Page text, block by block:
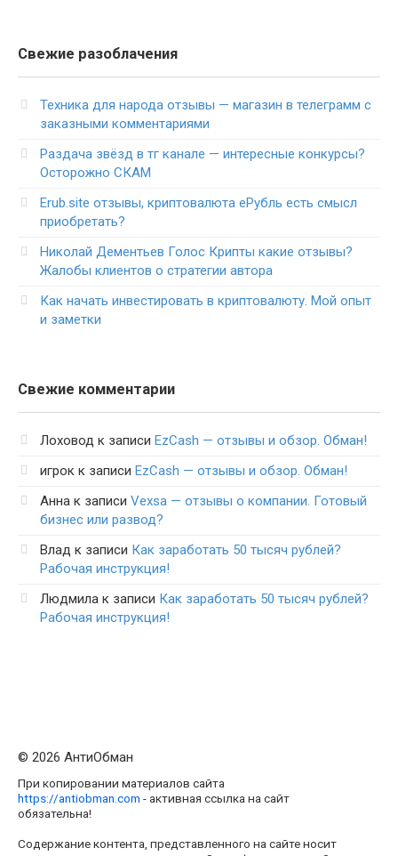
Свежие разоблачения
Техника для народа отзывы — магазин в телеграмм с
заказными комментариями
Раздача звёзд в тг канале — интересные конкурсы?
Осторожно СКАМ
Erub.site отзывы, криптовалюта еРубль есть смысл
приобретать?
Николай Дементьев Голос Крипты какие отзывы?
Жалобы клиентов о стратегии автора
Как начать инвестировать в криптовалюту. Мой опыт
и заметки
Свежие комментарии
Лоховод к записи EzCash — отзывы и обзор. Обман!
игрок к записи EzCash — отзывы и обзор. Обман!
Анна к записи Vexsa — отзывы о компании. Готовый
бизнес или развод?
Влад к записи Как заработать 50 тысяч рублей?
Рабочая инструкция!
Людмила к записи Как заработать 50 тысяч рублей?
Рабочая инструкция!
© 2026 АнтиОбман
При копировании материалов сайта
https://antiobman.com - активная ссылка на сайт
обязательна!
Содержание контента, представленного на сайте носит